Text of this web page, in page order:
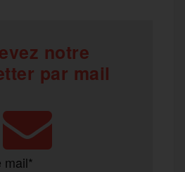
notre
par mail
mail*